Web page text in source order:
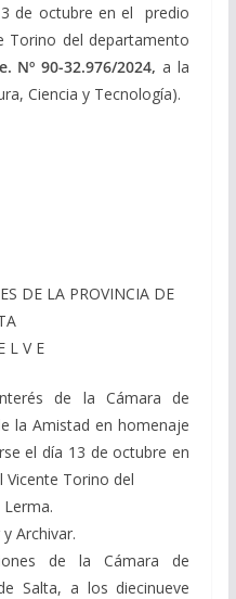
de octubre en el predio
Torino del departamento
Nº 90-32.976/2024,a la
Ciencia y Tecnología).
DE LA PROVINCIA DE
L V E
de la Cámara de
la Amistad en homenaje
el día 13 de octubre en
Vicente Torino del
Archivar.
de la Cámara de
Salta, a los diecinueve